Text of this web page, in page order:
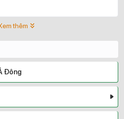
thêm
Đông